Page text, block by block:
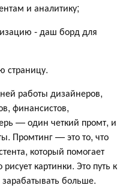
и аналитику;
- даш борд для
страницу.
работы дизайнеров,
финансистов,
— один четкий промт, и
Промтинг — это то, что
который помогает
картинки. Это путь к
больше.